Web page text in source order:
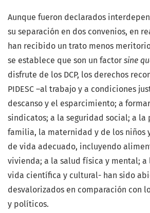
Aunque fueron declarados
su separación en dos convenios, en
han recibido un trato menos
se establece que son un factor sine
disfrute de los DCP, los derechos
PIDESC –al trabajo y a condiciones
descanso y el esparcimiento; a
sindicatos; a la seguridad social; a la
familia, la maternidad y de los niños
de vida adecuado, incluyendo
vivienda; a la salud física y mental; a
vida científica y cultural- han sido
desvalorizados en comparación con
y políticos.